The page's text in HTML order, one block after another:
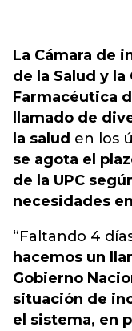
La Cámara de
de la Salud y
Farmacéutica
llamado de
la salud en los
se agota el
de la UPC
necesidades
“Faltando 4
hacemos un
Gobierno
situación de
el sistema, en